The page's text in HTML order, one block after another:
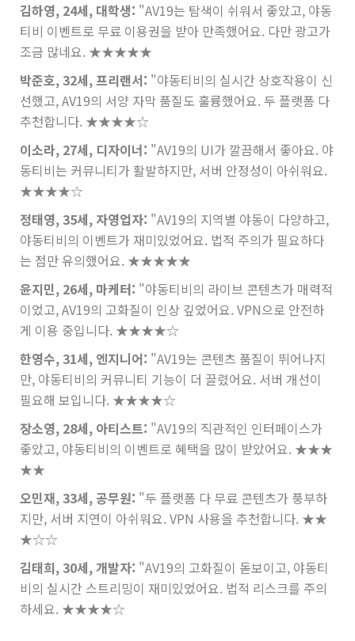
김하영, 24세, 대학생: "AV19는 탐색이 쉬워서 좋았고, 야동
티비 이벤트로 무료 이용권을 받아 만족했어요. 다만 광고가
조금 많네요. ★★★★★
박준호, 32세, 프리랜서: "야동티비의 실시간 상호작용이 신
선했고, AV19의 서양 자막 품질도 훌륭했어요. 두 플랫폼 다
추천합니다. ★★★★☆
이소라, 27세, 디자이너: "AV19의 UI가 깔끔해서 좋아요. 야
동티비는 커뮤니티가 활발하지만, 서버 안정성이 아쉬워요.
★★★★☆
정태영, 35세, 자영업자: "AV19의 지역별 야동이 다양하고,
야동티비의 이벤트가 재미있었어요. 법적 주의가 필요하다
는 점만 유의했어요. ★★★★★
윤지민, 26세, 마케터: "야동티비의 라이브 콘텐츠가 매력적
이었고, AV19의 고화질이 인상 깊었어요. VPN으로 안전하
게 이용 중입니다. ★★★★☆
한영수, 31세, 엔지니어: "AV19는 콘텐츠 품질이 뛰어나지
만, 야동티비의 커뮤니티 기능이 더 끌렸어요. 서버 개선이
필요해 보입니다. ★★★★☆
장소영, 28세, 아티스트: "AV19의 직관적인 인터페이스가
좋았고, 야동티비의 이벤트로 혜택을 많이 받았어요. ★★★
★★
오민재, 33세, 공무원: "두 플랫폼 다 무료 콘텐츠가 풍부하
지만, 서버 지연이 아쉬워요. VPN 사용을 추천합니다. ★★
★☆☆
김태희, 30세, 개발자: "AV19의 고화질이 돋보이고, 야동티
비의 실시간 스트리밍이 재미있었어요. 법적 리스크를 주의
하세요. ★★★★☆